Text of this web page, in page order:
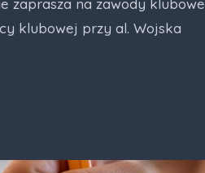
zaprasza na zawody klubowe
klubowej przy al. Wojska